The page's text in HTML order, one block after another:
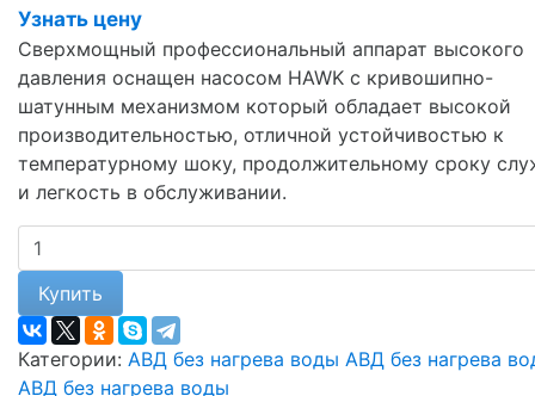
Узнать цену
Сверхмощный профессиональный аппарат высокого
давления оснащен насосом HAWK с кривошипно-
шатунным механизмом который обладает высокой
производительностью, отличной устойчивостью к
температурному шоку, продолжительному сроку
и легкость в обслуживании.
Купить
Категории: АВД без нагрева воды АВД без нагрева
АВД без нагрева воды